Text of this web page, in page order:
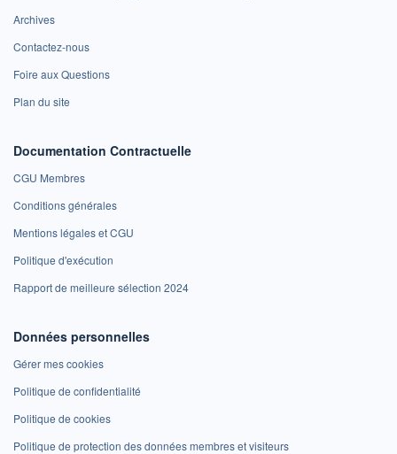
Archives
Contactez-nous
Foire aux Questions
Plan du site
Documentation Contractuelle
CGU Membres
Conditions générales
Mentions légales et CGU
Politique d'exécution
Rapport de meilleure sélection 2024
Données personnelles
Gérer mes cookies
Politique de confidentialité
Politique de cookies
Politique de protection des données membres et visiteurs